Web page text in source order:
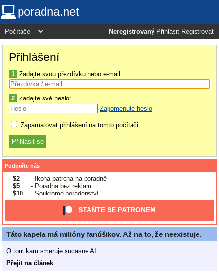
poradna.net
Neregistrovaný Přihlásit Registrovat
Přihlášení
1 Zadajte svou přezdívku nebo e-mail:
2 Zadajte své heslo:
Zapomenuté heslo
Zapamatovat přihlášení na tomto počítači
Podpořte nás
$2
- Ikona patrona na poradně
$5
- Poradna bez reklam
$10
- Soukromé poradenství
STAŇTE SE PATRONEM
Táto kapela má milióny fanúšikov. Až na to, že neexistuje.
O tom kam smeruje sucasne AI.
Přejít na článek